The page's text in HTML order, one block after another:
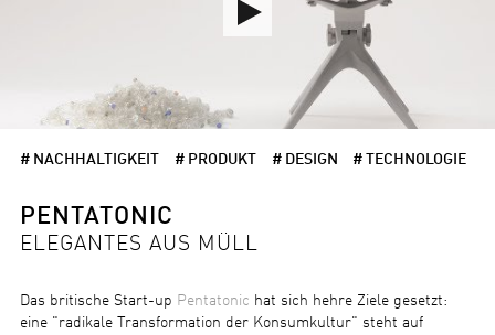
# NACHHALTIGKEIT # PRODUKT # DESIGN # TECHNOLOGIE
PENTATONIC
ELEGANTES AUS MÜLL
Das britische Start-up Pentatonic hat sich hehre Ziele gesetzt:
eine "radikale Transformation der Konsumkultur" steht auf